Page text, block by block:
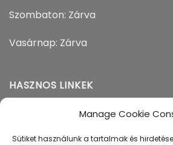
Manage Cookie
Sütiket használunk a tartalmak és
Szombaton: Zárva
Vasárnap: Zárva
HASZNOS LINKEK